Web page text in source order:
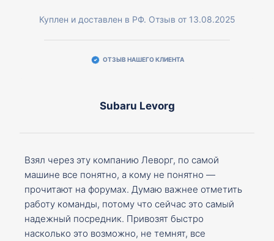
Куплен и доставлен в РФ. Отзыв от 13.08.2025
ОТЗЫВ НАШЕГО КЛИЕНТА
Subaru Levorg
Взял через эту компанию Леворг, по самой
машине все понятно, а кому не понятно —
прочитают на форумах. Думаю важнее отметить
работу команды, потому что сейчас это самый
надежный посредник. Привозят быстро
насколько это возможно, не темнят, все